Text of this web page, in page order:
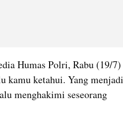
Humas Polri, Rabu (19/7)
kamu ketahui. Yang menjadi
menghakimi seseorang